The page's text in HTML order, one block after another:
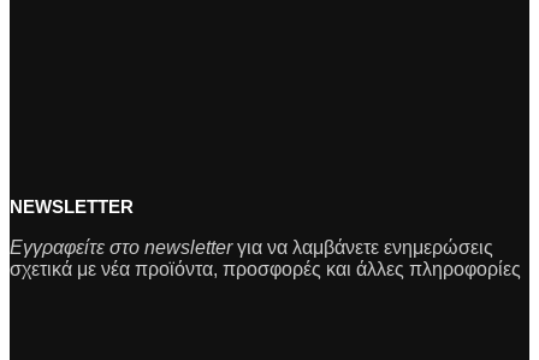
NEWSLETTER
Εγγραφείτε στο newsletterγια να λαμβάνετε ενημερώσεις
σχετικά με νέα προϊόντα, προσφορές και άλλες πληροφορίες